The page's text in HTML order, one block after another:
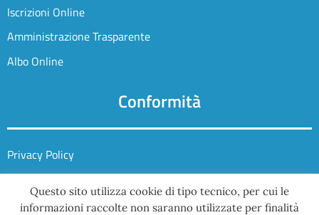
Iscrizioni Online
Amministrazione Trasparente
Albo Online
Conformità
Privacy Policy
Dichiarazione di Accessibilità
Note legali
Questo sito utilizza cookie di tipo tecnico, per cui le
informazioni raccolte non saranno utilizzate per finalità